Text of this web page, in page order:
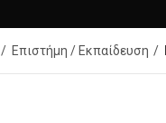
Επιστήμη / Εκπαίδευση